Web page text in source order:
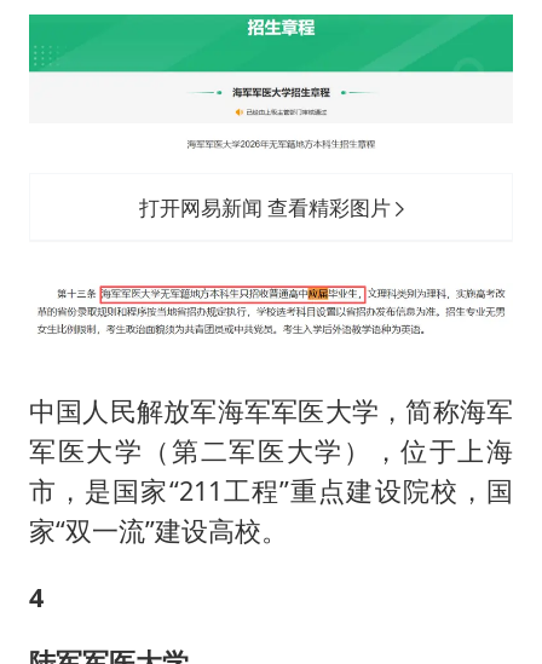
打开网易新闻 查看精彩图片
中国人民解放军海军军医大学，简称海军
军医大学（第二军医大学），位于上海
市，是国家“211工程”重点建设院校，国
家“双一流”建设高校。
4